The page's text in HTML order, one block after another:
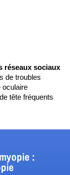
réseaux sociaux
de troubles
oculaire
tête fréquents
: